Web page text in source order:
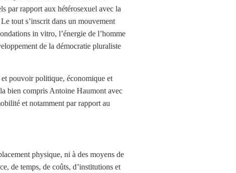
par rapport aux hétérosexuel avec la
tout s’inscrit dans un mouvement
in vitro, l’énergie de l’homme
de la démocratie pluraliste
pouvoir politique, économique et
bien compris Antoine Haumont avec
et notamment par rapport au
physique, ni à des moyens de
de temps, de coûts, d’institutions et